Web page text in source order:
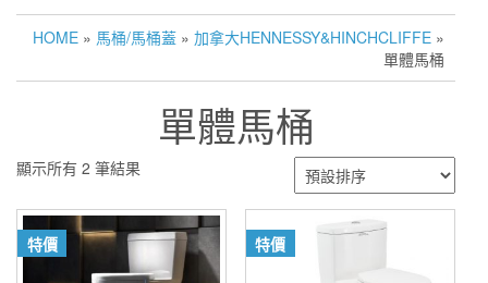
HOME » 馬桶/馬桶蓋 » 加拿大HENNESSY&HINCHCLIFFE »
單體馬桶
單體馬桶
顯示所有 2 筆結果
特價 特價